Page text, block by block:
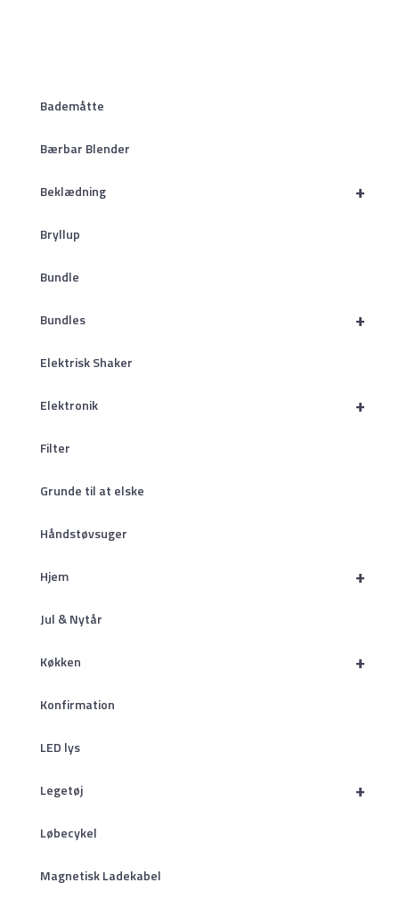
Bademåtte
Bærbar Blender
+
Beklædning
Bryllup
Bundle
+
Bundles
Elektrisk Shaker
+
Elektronik
Filter
Grunde til at elske
Håndstøvsuger
+
Hjem
Jul & Nytår
+
Køkken
Konfirmation
LED lys
+
Legetøj
Løbecykel
Magnetisk Ladekabel